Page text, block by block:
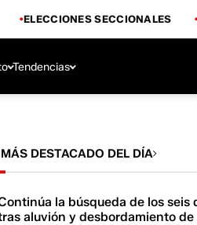
ELECCIONES SECCIONALES
Tendencias
DESTACADO DEL DÍA
la búsqueda de los seis
aluvión y desbordamiento de